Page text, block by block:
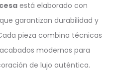
está elaborado con
garantizan durabilidad y
pieza combina técnicas
modernos para
de lujo auténtica.